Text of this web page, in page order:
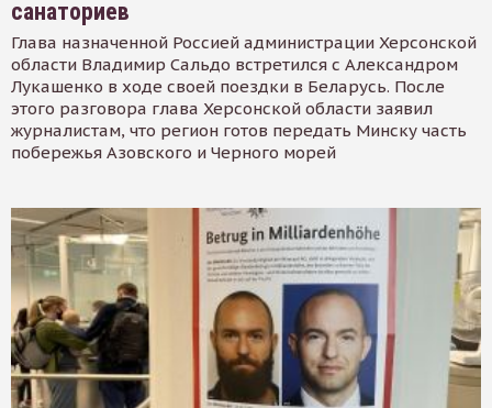
санаториев
Глава назначенной Россией администрации Херсонской
области Владимир Сальдо встретился с Александром
Лукашенко в ходе своей поездки в Беларусь. После
этого разговора глава Херсонской области заявил
журналистам, что регион готов передать Минску часть
побережья Азовского и Черного морей